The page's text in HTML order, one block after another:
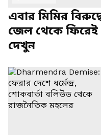
এবার মিমির
জেল থেকে ফিরেই
দেখুন